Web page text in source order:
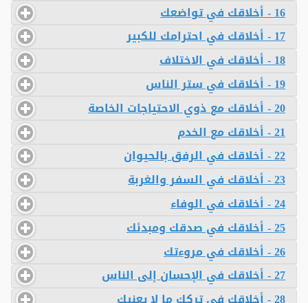
16 - أخلاقك في تواضعك
17 - أخلاقك في احترامك للكبير
18 - أخلاقك في الاختلاف
19 - أخلاقك في ستر الناس
20 - أخلاقك مع ذوي الاحتياجات الخاصة
21 - أخلاقك مع الخدم
22 - أخلاقك في الرفق بالحيوان
23 - أخلاقك في السفر والغربة
24 - أخلاقك في الوفاء
25 - أخلاقك في صدقك ومبدئك
26 - أخلاقك في مروءتك
27 - أخلاقك في الإحسان إلى الناس